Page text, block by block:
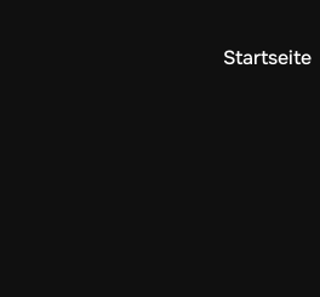
Startseite